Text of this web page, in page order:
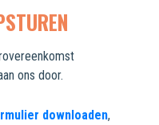
ons door.
downloaden,